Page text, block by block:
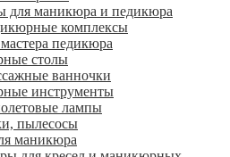
для маникюра и педикюра
комплексы
педикюра
столы
ванночки
инструменты
лампы
пылесосы
маникюра